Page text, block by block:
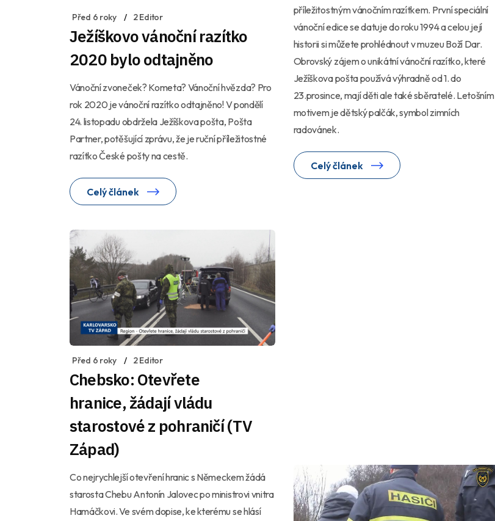
příležitostným vánočním razítkem. První speciální
vánoční edice se datuje do roku 1994 a celou její
historii si můžete prohlédnout v muzeu Boží Dar.
Obrovský zájem o unikátní vánoční razítko, které
Ježíškova pošta používá výhradně od 1. do
23.prosince, mají děti ale také sběratelé. Letošním
motivem je dětský palčák, symbol zimních
radovánek.
Celý článek
Před 6 roky 2 Editor
Ježíškovo vánoční razítko
2020 bylo odtajněno
Vánoční zvoneček? Kometa? Vánoční hvězda? Pro
rok 2020 je vánoční razítko odtajněno! V pondělí
24. listopadu obdržela Ježíškova pošta, Pošta
Partner, potěšující zprávu, že je ruční příležitostné
razítko České pošty na cestě.
Celý článek
Před 6 roky 2 Editor
Chebsko: Otevřete
hranice, žádají vládu
starostové z pohraničí (TV
Západ)
Co nejrychlejší otevření hranic s Německem žádá
starosta Chebu Antonín Jalovec po ministrovi vnitra
Hamáčkovi. Ve svém dopise, ke kterému se hlásí